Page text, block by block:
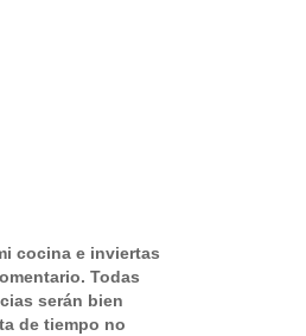
cocina e inviertas
Todas
serán bien
de tiempo no